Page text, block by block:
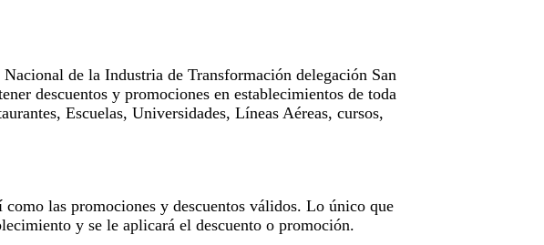
de la Industria de Transformación delegación San
descuentos y promociones en establecimientos de toda
Escuelas, Universidades, Líneas Aéreas, cursos,
las promociones y descuentos válidos. Lo único que
y se le aplicará el descuento o promoción.